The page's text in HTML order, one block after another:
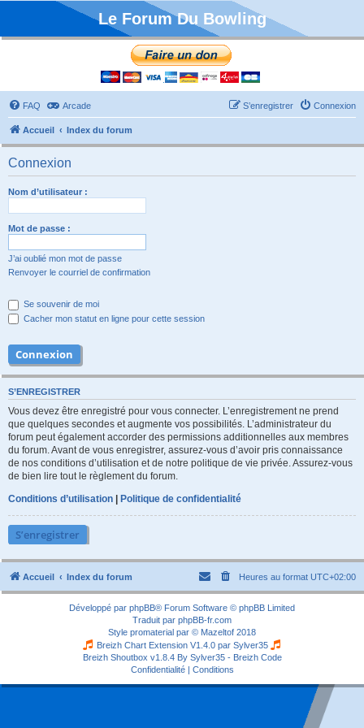
Le Forum Du Bowling
FAQ Arcade Connexion
S’enregistrer
Accueil Index du forum
Connexion
Nom d’utilisateur :
Mot de passe :
J’ai oublié mon mot de passe
Renvoyer le courriel de confirmation
Se souvenir de moi
Cacher mon statut en ligne pour cette session
S’ENREGISTRER
Vous devez être enregistré pour vous connecter. L’enregistrement ne prend
que quelques secondes et augmente vos possibilités. L’administrateur du
forum peut également accorder des permissions additionnelles aux membres
du forum. Avant de vous enregistrer, assurez-vous d’avoir pris connaissance
de nos conditions d’utilisation et de notre politique de vie privée. Assurez-vous
de bien lire tout le règlement du forum.
Conditions d’utilisation | Politique de confidentialité
S’enregistrer
Accueil Index du forum Heures au format UTC+02:00
Développé par phpBB® Forum Software © phpBB Limited
Traduit par phpBB-fr.com
Style promaterial par © Mazeltof 2018
Breizh Chart Extension V1.4.0 par Sylver35
Breizh Shoutbox v1.8.4 By Sylver35 - Breizh Code
Confidentialité| Conditions